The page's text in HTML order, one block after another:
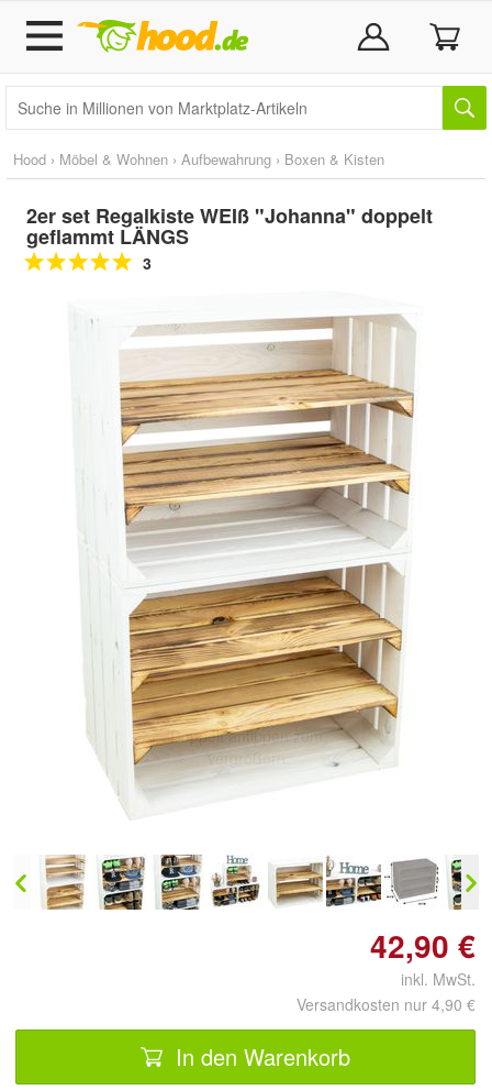
Hood › Möbel & Wohnen › Aufbewahrung › Boxen & Kisten
2er set Regalkiste WEIß "Johanna" doppelt
geflammt LÄNGS
3
Doppelt antippen zum
vergrößern
42,90 €
inkl. MwSt.
Versandkosten nur 4,90 €
In den Warenkorb